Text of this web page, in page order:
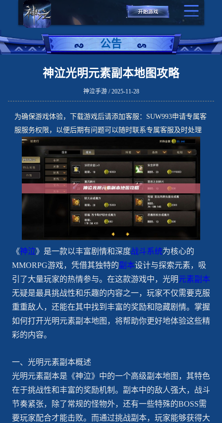
公告
神泣光明元素副本地图攻略
神泣手游 / 2025-11-28
为确保游戏体验，下载游戏后请添加客服：SUW993申请专属客
服服务权限，以便后期有问题可以随时联系专属客服及时处理
《神泣》是一款以丰富剧情和深度战斗系统为核心的
MMORPG游戏，凭借其独特的副本设计与探索元素，吸
引了大量玩家的热情参与。在这款游戏中，光明元素副本
无疑是最具挑战性和乐趣的内容之一，玩家不仅需要克服
重重敌人，还能在其中找到丰富的奖励和隐藏剧情。掌握
如何打开光明元素副本地图，将帮助你更好地体验这些精
彩的内容。
一、光明元素副本概述
光明元素副本是《神泣》中的一个高级副本地图，其特色
在于挑战性和丰富的奖励机制。副本中的敌人强大，战斗
节奏紧张，除了常规的怪物外，还有一些特殊的BOSS需
要玩家配合才能击败。而通过挑战副本，玩家能够获得大